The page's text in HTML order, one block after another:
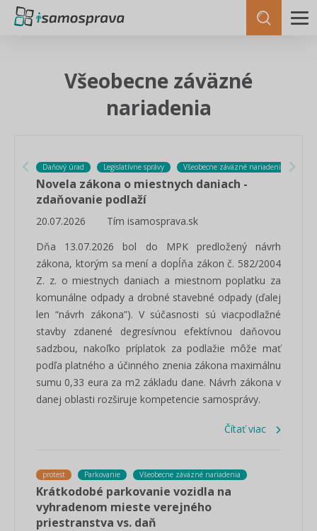
Všeobecne záväzné
nariadenia
Daňový úrad Legislatívne správy Všeobecne záväzné nariadenia
Novela zákona o miestnych daniach -
zdaňovanie podlaží
20.07.2026
Tím isamosprava.sk
Dňa 13.07.2026 bol do MPK predložený návrh
zákona, ktorým sa mení a dopĺňa zákon č. 582/2004
Z. z. o miestnych daniach a miestnom poplatku za
komunálne odpady a drobné stavebné odpady (ďalej
len “návrh zákona”). V súčasnosti sú viacpodlažné
stavby zdanené degresívnou efektívnou daňovou
sadzbou, nakoľko príplatok za podlažie môže mať
podľa platného a účinného znenia zákona maximálnu
sumu 0,33 eura za m2 základu dane. Návrh zákona v
danej oblasti rozširuje kompetencie samosprávy.
Čítať viac
protest Parkovanie Všeobecne záväzné nariadenia
Krátkodobé parkovanie vozidla na
vyhradenom mieste verejného
priestranstva vs. daň